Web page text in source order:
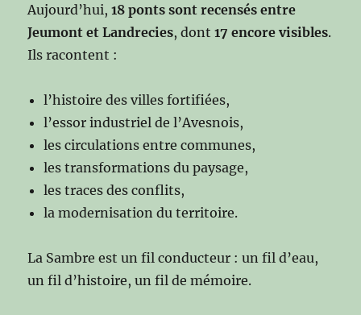
Aujourd’hui,18 ponts sont recensés entre
Jeumont et Landrecies, dont17 encore visibles.
Ils racontent :
l’histoire des villes fortifiées,
l’essor industriel de l’Avesnois,
les circulations entre communes,
les transformations du paysage,
les traces des conflits,
la modernisation du territoire.
La Sambre est un fil conducteur : un fil d’eau,
un fil d’histoire, un fil de mémoire.